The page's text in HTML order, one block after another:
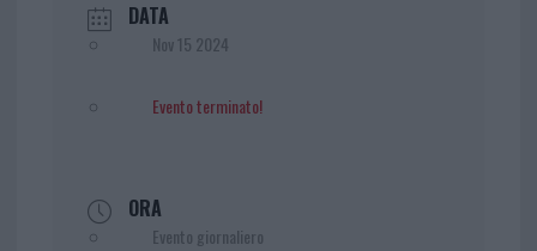
DATA
Nov 15 2024
Evento terminato!
ORA
Evento giornaliero